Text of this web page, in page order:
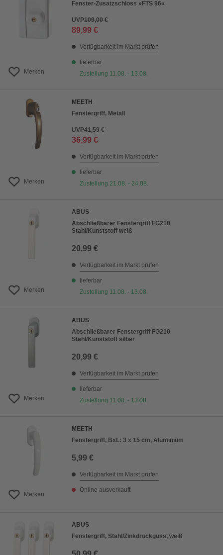
Merken
Fenster-Zusatzschloss »FTS 96«
UVP109,00 €
89,99 €
Verfügbarkeit im Markt prüfen
lieferbar
Zustellung 11.08. - 13.08.
Merken
MEETH
Fenstergriff, Metall
UVP41,59 €
36,99 €
Verfügbarkeit im Markt prüfen
lieferbar
Zustellung 21.08. - 24.08.
Merken
ABUS
Abschließbarer Fenstergriff FG210
Stahl/Kunststoff weiß
20,99 €
Verfügbarkeit im Markt prüfen
lieferbar
Zustellung 11.08. - 13.08.
Merken
ABUS
Abschließbarer Fenstergriff FG210
Stahl/Kunststoff silber
20,99 €
Verfügbarkeit im Markt prüfen
lieferbar
Zustellung 11.08. - 13.08.
Merken
MEETH
Fenstergriff, BxL: 3 x 15 cm, Aluminium
5,99 €
Verfügbarkeit im Markt prüfen
Online ausverkauft
ABUS
Fenstergriff, Stahl/Zinkdruckguss, weiß